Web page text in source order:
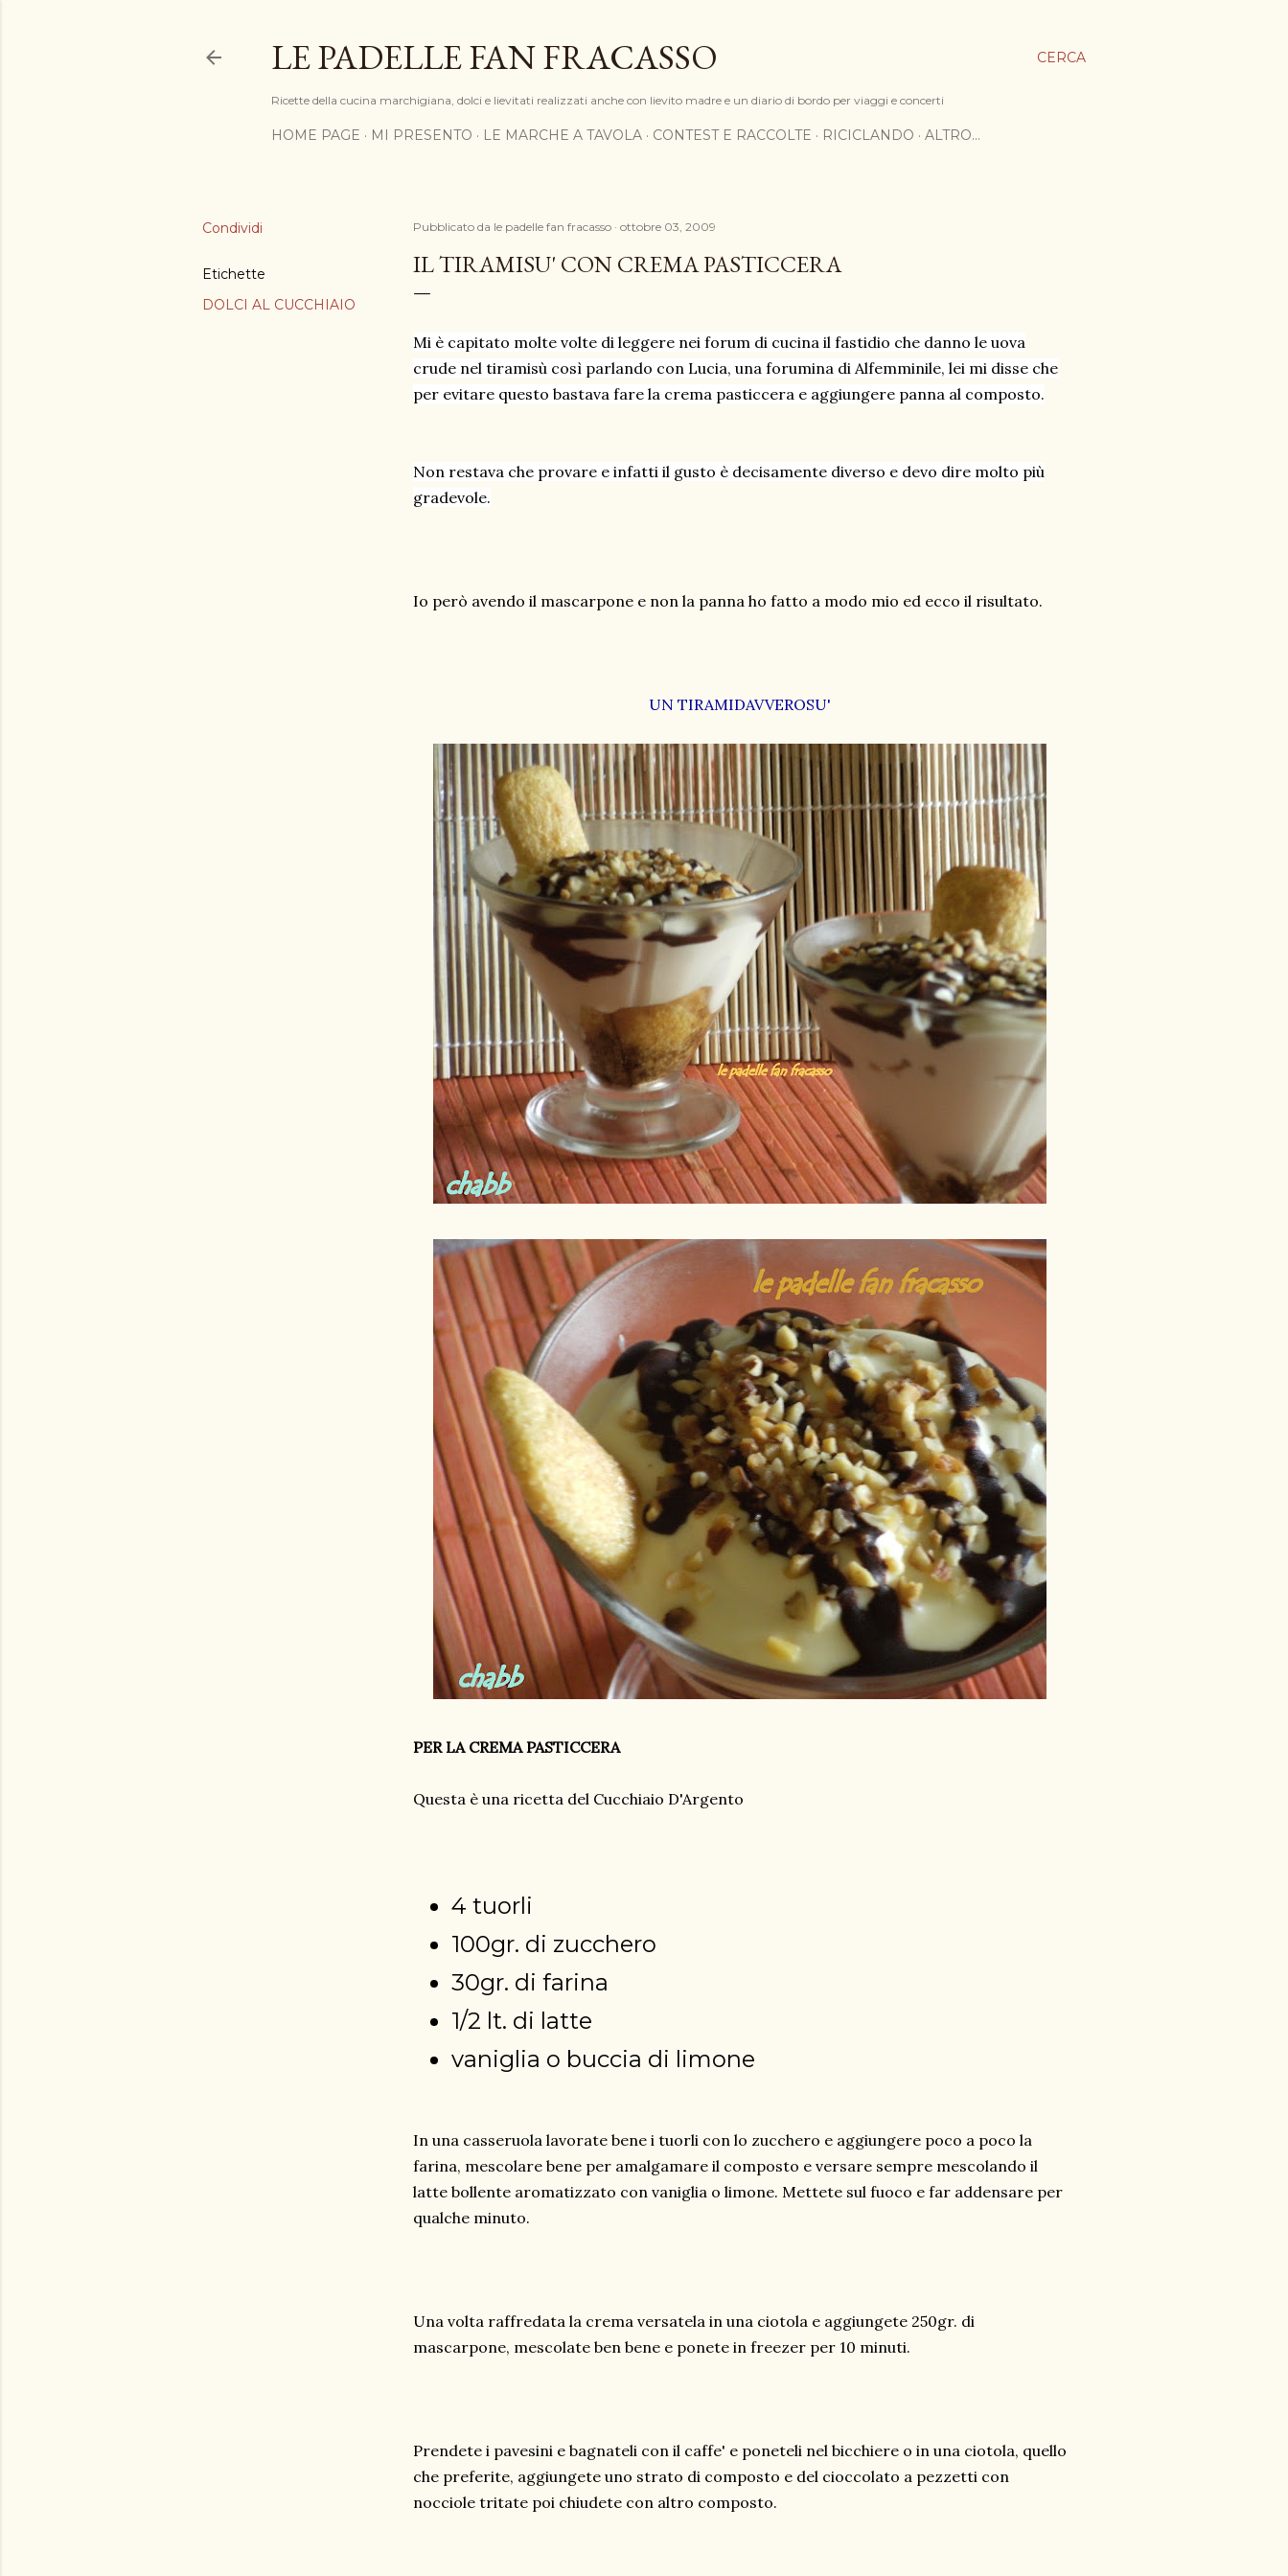
CERCA
LE PADELLE FAN FRACASSO
Ricette della cucina marchigiana, dolci e lievitati realizzati anche con lievito madre e un diario di bordo per viaggi e concerti
HOME PAGE MI PRESENTO LE MARCHE A TAVOLA CONTEST E RACCOLTE RICICLANDO ALTRO…
Condividi
Etichette
DOLCI AL CUCCHIAIO
Pubblicato da le padelle fan fracasso ottobre 03, 2009
IL TIRAMISU' CON CREMA PASTICCERA
Mi è capitato molte volte di leggere nei forum di cucina il fastidio che danno le uova
crude nel tiramisù così parlando con Lucia, una forumina di Alfemminile, lei mi disse che
per evitare questo bastava fare la crema pasticcera e aggiungere panna al composto.
Non restava che provare e infatti il gusto è decisamente diverso e devo dire molto più
gradevole.
Io però avendo il mascarpone e non la panna ho fatto a modo mio ed ecco il risultato.
UN TIRAMIDAVVEROSU'
PER LA CREMA PASTICCERA
Questa è una ricetta del Cucchiaio D'Argento
4 tuorli
100gr. di zucchero
30gr. di farina
1/2 lt. di latte
vaniglia o buccia di limone
In una casseruola lavorate bene i tuorli con lo zucchero e aggiungere poco a poco la
farina, mescolare bene per amalgamare il composto e versare sempre mescolando il
latte bollente aromatizzato con vaniglia o limone. Mettete sul fuoco e far addensare per
qualche minuto.
Una volta raffredata la crema versatela in una ciotola e aggiungete 250gr. di
mascarpone, mescolate ben bene e ponete in freezer per 10 minuti.
Prendete i pavesini e bagnateli con il caffe' e poneteli nel bicchiere o in una ciotola, quello
che preferite, aggiungete uno strato di composto e del cioccolato a pezzetti con
nocciole tritate poi chiudete con altro composto.